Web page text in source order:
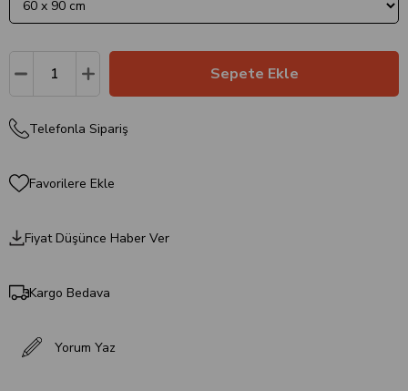
Telefonla Sipariş
Favorilere Ekle
Fiyat Düşünce Haber Ver
Kargo Bedava
Yorum Yaz